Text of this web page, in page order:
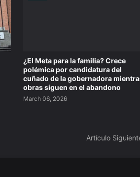
¿El Meta para la familia? Crece
polémica por candidatura del
cuñado de la gobernadora
obras siguen en el abandono
March 06, 2026
Artículo